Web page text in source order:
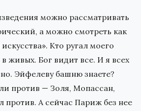
можно рассматривать
а можно смотреть как
Кто ругал моего
в живых. Бог видит все. И я всех
Эйфелеву башню знаете?
против — Золя, Мопассан,
А сейчас Париж без нее